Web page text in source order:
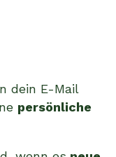
dein E-Mail
persönliche